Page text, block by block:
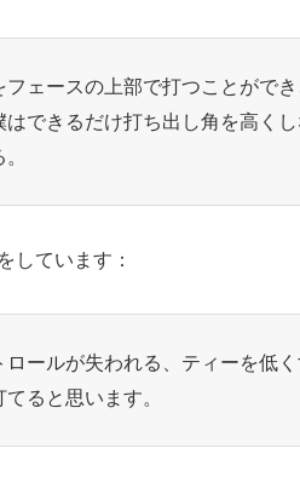
ェースの上部で打つことができ
できるだけ打ち出し角を高く
しています：
ールが失われる、ティーを低く
ると思います。